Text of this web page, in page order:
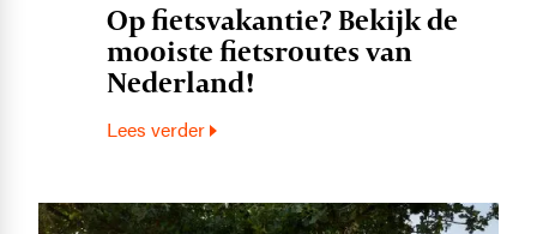
Op fietsvakantie? Bekijk de
mooiste fietsroutes van
Nederland!
Lees verder
Image